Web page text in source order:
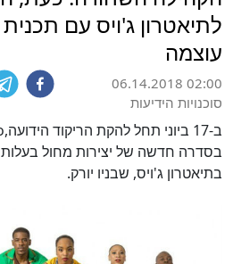
לתיאטרון ג'ויס עם
עוצמה
06.14.2018 02:00
סוכנויות הידיעות
בסדרה חדשה של יצירות מחול
בתיאטרון ג'ויס, שבניו יורק.